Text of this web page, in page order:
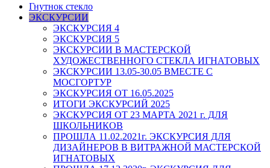
Гнутнок стекло
ЭКСКУРСИИ
ЭКСКУРСИЯ 4
ЭКСКУРСИЯ 5
ЭКСКУРСИИ В МАСТЕРСКОЙ
ХУДОЖЕСТВЕННОГО СТЕКЛА ИГНАТОВЫХ
ЭКСКУРСИИ 13.05-30.05 ВМЕСТЕ С
МОСГОРТУР
ЭКСКУРСИЯ ОТ 16.05.2025
ИТОГИ ЭКСКУРСИЙ 2025
ЭКСКУРСИЯ ОТ 23 МАРТА 2021 г. ДЛЯ
ШКОЛЬНИКОВ
ПРОШЛА 11.02.2021г. ЭКСКУРСИЯ ДЛЯ
ДИЗАЙНЕРОВ В ВИТРАЖНОЙ МАСТЕРСКОЙ
ИГНАТОВЫХ